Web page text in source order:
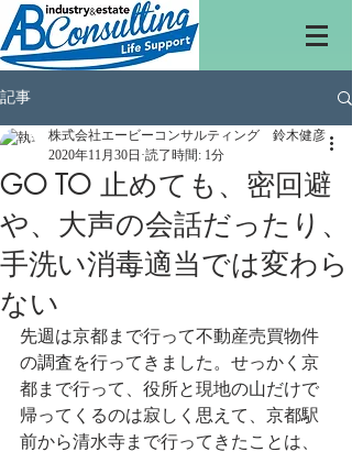
記事
GO TO 止めても、密回避
や、大声の会話だったり、
手洗い消毒適当では変わら
ない
株式会社エービーコンサルティング 鈴木健彦
2020年11月30日 読了時間: 1分
先週は京都まで行って不動産売買物件
の調査を行ってきました。せっかく京
都まで行って、役所と現地の山だけで
帰ってくるのは寂しく思えて、京都駅
前から清水寺まで行ってきたことは、